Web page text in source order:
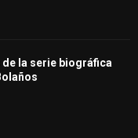
la serie biográfica